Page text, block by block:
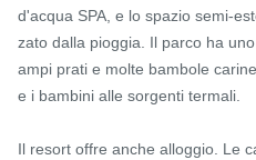
d'acqua SPA, e lo spazio semi-
zato dalla pioggia. Il parco ha
ampi prati e molte bambole
e i bambini alle sorgenti termali.
Il resort offre anche alloggio. Le